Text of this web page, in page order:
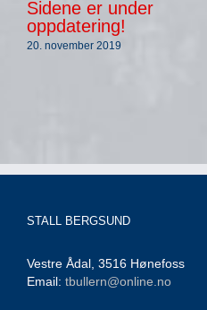
Sidene er under
oppdatering!
20. november 2019
STALL BERGSUND
Vestre Ådal, 3516 Hønefoss
Email: tbullern@online.no